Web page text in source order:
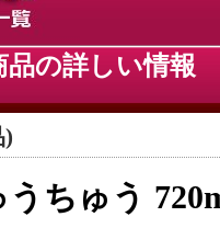
品の詳しい情
ちゅう